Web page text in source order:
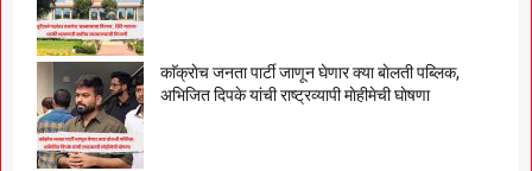
काॅक्राेच जनता पार्टी जाणून घेणार क्या बाेलती पब्लिक,
अभिजित दिपके यांची राष्ट्रव्यापी माेहीमेची घाेषणा